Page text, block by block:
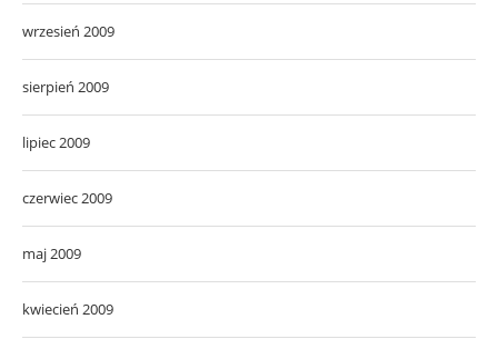
wrzesień 2009
sierpień 2009
lipiec 2009
czerwiec 2009
maj 2009
kwiecień 2009